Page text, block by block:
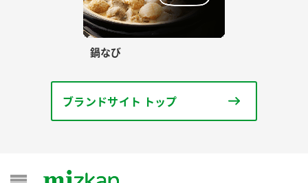
鍋なび
ブランドサイト トップ